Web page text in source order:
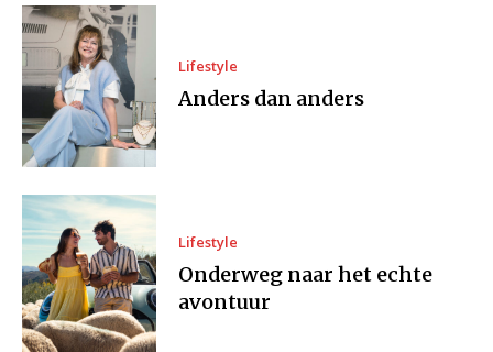
Lifestyle
Anders dan anders
Lifestyle
Onderweg naar het echte
avontuur